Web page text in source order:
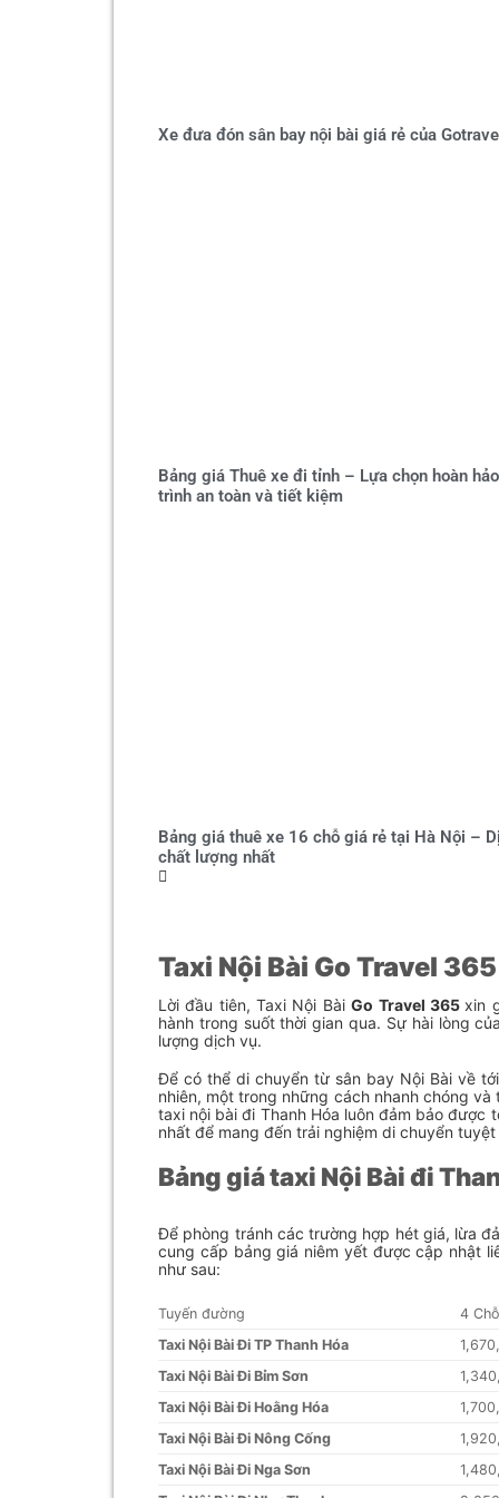
Xe đưa đón sân bay nội bài giá rẻ của
Bảng giá Thuê xe đi tỉnh – Lựa chọn hoàn
trình an toàn và tiết kiệm
Bảng giá thuê xe 16 chỗ giá rẻ tại Hà Nội –
chất lượng nhất
Taxi Nội Bài Go Travel
Lời đầu tiên, Taxi Nội BàiGo Travel 365xin
hành trong suốt thời gian qua. Sự hài lòng
lượng dịch vụ.
Để có thể di chuyển từ sân bay Nội Bài về
nhiên, một trong những cách nhanh chóng
taxi nội bài đi Thanh Hóa luôn đảm bảo
nhất để mang đến trải nghiệm di chuyển
Bảng giá taxi Nội Bài đi
Để phòng tránh các trường hợp hét giá, lừa
cung cấp bảng giá niêm yết được cập nhật
như sau:
Tuyến đường 4 Chỗ
Taxi Nội Bài Đi TP Thanh Hóa
Taxi Nội Bài Đi Bỉm Sơn
Taxi Nội Bài Đi Hoằng Hóa
Taxi Nội Bài Đi Nông Cống
Taxi Nội Bài Đi Nga Sơn